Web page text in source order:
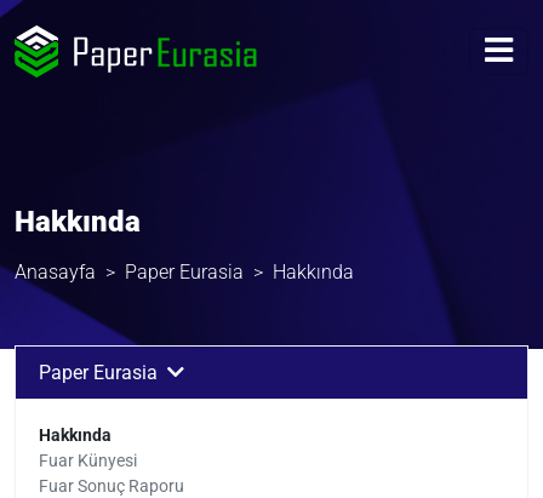
Hakkında
Anasayfa Paper Eurasia Hakkında
Paper Eurasia
Hakkında
Fuar Künyesi
Fuar Sonuç Raporu